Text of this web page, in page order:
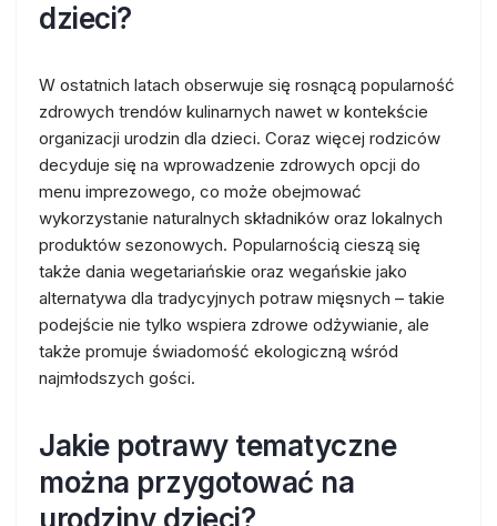
dzieci?
W ostatnich latach obserwuje się rosnącą popularność
zdrowych trendów kulinarnych nawet w kontekście
organizacji urodzin dla dzieci. Coraz więcej rodziców
decyduje się na wprowadzenie zdrowych opcji do
menu imprezowego, co może obejmować
wykorzystanie naturalnych składników oraz lokalnych
produktów sezonowych. Popularnością cieszą się
także dania wegetariańskie oraz wegańskie jako
alternatywa dla tradycyjnych potraw mięsnych – takie
podejście nie tylko wspiera zdrowe odżywianie, ale
także promuje świadomość ekologiczną wśród
najmłodszych gości.
Jakie potrawy tematyczne
można przygotować na
urodziny dzieci?